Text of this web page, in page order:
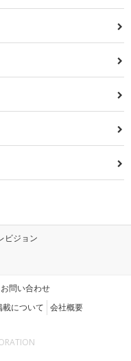
ビジョン
お問い合わせ
載について 会社概要